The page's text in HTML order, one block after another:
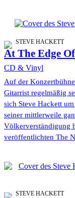
STEVE HACKETT
At The Edge
CD & Vinyl
Auf der
Gitarrist regelmäßig
sich Steve Hackett
seiner mittlerweile
Völkerverständigung
veröffentlichten The
STEVE HACKETT